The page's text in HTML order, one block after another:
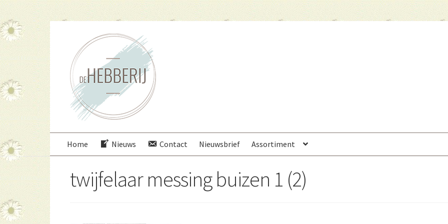
door
naar
navigatie
direct
naar
inhoud
Home Nieuws Contact Nieuwsbrief Assortiment
twijfelaar messing buizen 1 (2)